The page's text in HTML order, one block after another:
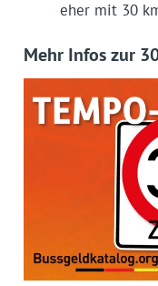
eher mit 30
Mehr Infos zur